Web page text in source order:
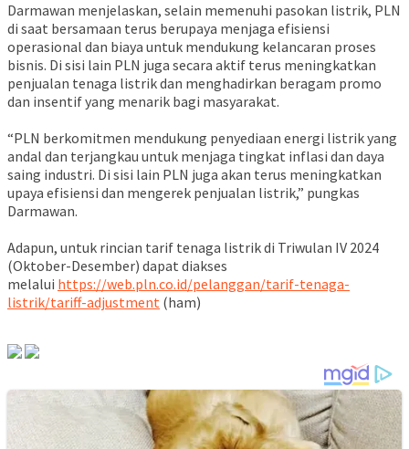
Darmawan menjelaskan, selain memenuhi pasokan listrik, PLN
di saat bersamaan terus berupaya menjaga efisiensi
operasional dan biaya untuk mendukung kelancaran proses
bisnis. Di sisi lain PLN juga secara aktif terus meningkatkan
penjualan tenaga listrik dan menghadirkan beragam promo
dan insentif yang menarik bagi masyarakat.
“PLN berkomitmen mendukung penyediaan energi listrik yang
andal dan terjangkau untuk menjaga tingkat inflasi dan daya
saing industri. Di sisi lain PLN juga akan terus meningkatkan
upaya efisiensi dan mengerek penjualan listrik,” pungkas
Darmawan.
Adapun, untuk rincian tarif tenaga listrik di Triwulan IV 2024
(Oktober-Desember) dapat diakses
melalui https://web.pln.co.id/pelanggan/tarif-tenaga-
listrik/tariff-adjustment (ham)